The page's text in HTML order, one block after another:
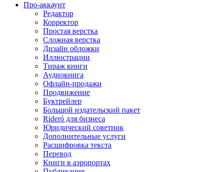
Про-аккаунт
Редактор
Корректор
Простая верстка
Сложная верстка
Дизайн обложки
Иллюстрации
Тираж книги
Аудиокнига
Офлайн-продажи
Продвижение
Буктрейлер
Большой издательский пакет
Rideró для бизнеса
Юридический советник
Дополнительные услуги
Расшифровка текста
Перевод
Книги в аэропортах